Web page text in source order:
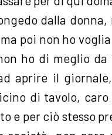
dalla
poi non ho
ho di meglio
aprire il
di tavolo,
e per ciò stesso